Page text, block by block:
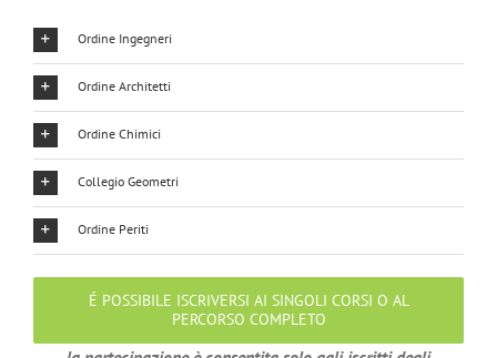
Ordine Ingegneri
Ordine Architetti
Ordine Chimici
Collegio Geometri
Ordine Periti
É POSSIBILE ISCRIVERSI AI SINGOLI CORSI O AL
PERCORSO COMPLETO